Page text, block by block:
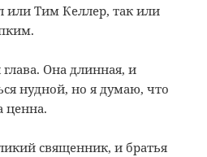
или Тим Келлер, так или
Она длинная, и
нудной, но я думаю, что
ценна.
священник, и братья